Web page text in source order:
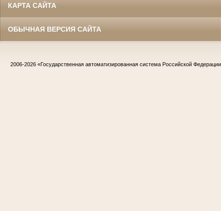
КАРТА САЙТА
ОБЫЧНАЯ ВЕРСИЯ САЙТА
2006-2026 «Государственная автоматизированная система Российской